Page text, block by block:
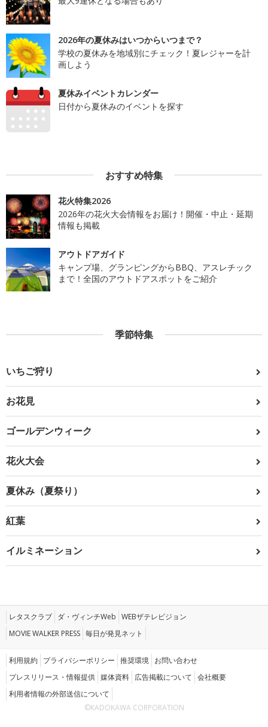
2026年の夏休みはいつからいつまで？
学校の夏休みを地域別にチェック！夏レジャーを計
画しよう
夏休みイベントカレンダー
日付から夏休みのイベントを探す
おすすめ特集
花火特集2026
2026年の花火大会情報をお届け！開催・中止・延期
情報も掲載
アウトドアガイド
キャンプ場、グランピングからBBQ、アスレチック
まで！全国のアウトドアスポットをご紹介
季節特集
いちご狩り
お花見
ゴールデンウィーク
花火大会
夏休み（夏祭り）
紅葉
イルミネーション
レタスクラブ ダ・ヴィンチWeb WEBザテレビジョン
MOVIE WALKER PRESS 毎日が発見ネット
利用規約 プライバシーポリシー 推奨環境 お問い合わせ
プレスリリース・情報提供 媒体資料 広告掲載について 会社概要
利用者情報の外部送信について
©KADOKAWA CORPORATION